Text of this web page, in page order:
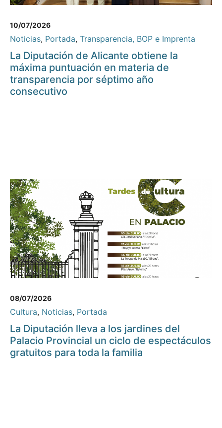
10/07/2026
Noticias, Portada, Transparencia, BOP e Imprenta
La Diputación de Alicante obtiene la
máxima puntuación en materia de
transparencia por séptimo año
consecutivo
08/07/2026
Cultura, Noticias, Portada
La Diputación lleva a los jardines del
Palacio Provincial un ciclo de espectáculos
gratuitos para toda la familia